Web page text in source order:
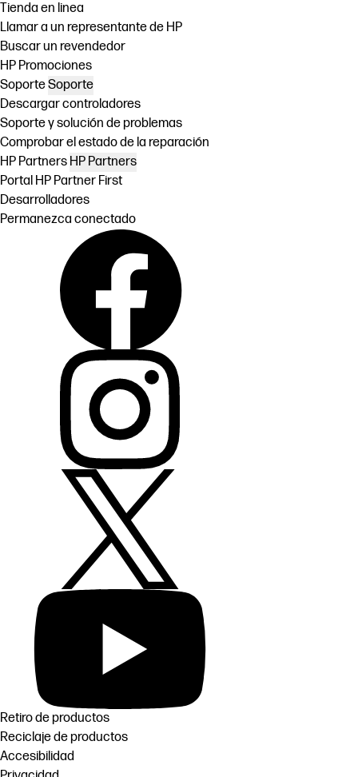
Tienda en linea
Llamar a un representante de HP
Buscar un revendedor
HP Promociones
SoporteSoporte
Descargar controladores
Soporte y solución de problemas
Comprobar el estado de la reparación
HP Partners HP Partners
Portal HP Partner First
Desarrolladores
Permanezca conectado
Retiro de productos
Reciclaje de productos
Accesibilidad